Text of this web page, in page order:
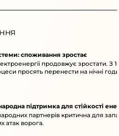
споживання зростає
продовжує зростати. З
просять перенести на нічні
підтримка для стійкості
партнерів критична для
атак ворога.